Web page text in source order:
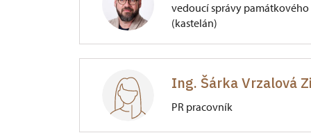
vedoucí správy
(kastelán)
1/, Červené Poříčí 1
Ing. Šárka Vrzalová
PR pracovník